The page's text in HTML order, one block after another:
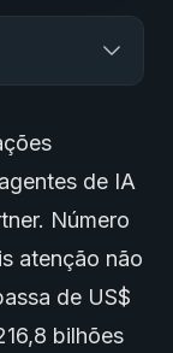
agentes de IA
Número
atenção não
de US$
bilhões